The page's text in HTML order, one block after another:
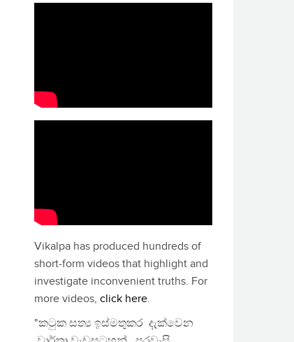
Vikalpa has produced hundreds of
short-form videos that highlight and
investigate inconvenient truths. For
more videos, click here.
"කටුක සත්‍ය ඉස්මතුකර දැක්වෙන